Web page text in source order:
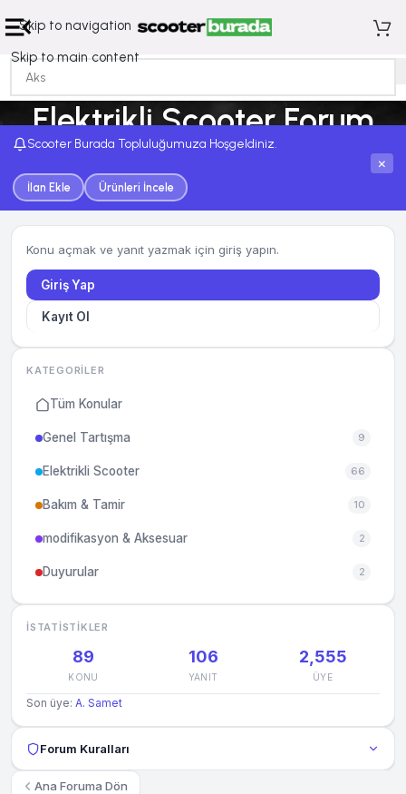
Skip to navigation
Skip to main content
Elektrikli Scooter Forum
Ana Sayfa Elektrikli Scooter Forum
Scooter Burada Topluluğumuza Hoşgeldiniz.
İlan Ekle Ürünleri İncele
×
Konu açmak ve yanıt yazmak için giriş yapın.
Giriş Yap
Kayıt Ol
KATEGORILER
Tüm Konular
Genel Tartışma 9
Elektrikli Scooter 66
Bakım & Tamir 10
modifikasyon & Aksesuar 2
Duyurular 2
İSTATISTIKLER
89
KONU
106
YANIT
2,555
ÜYE
Son üye: A. Samet
Forum Kuralları
Ana Foruma Dön